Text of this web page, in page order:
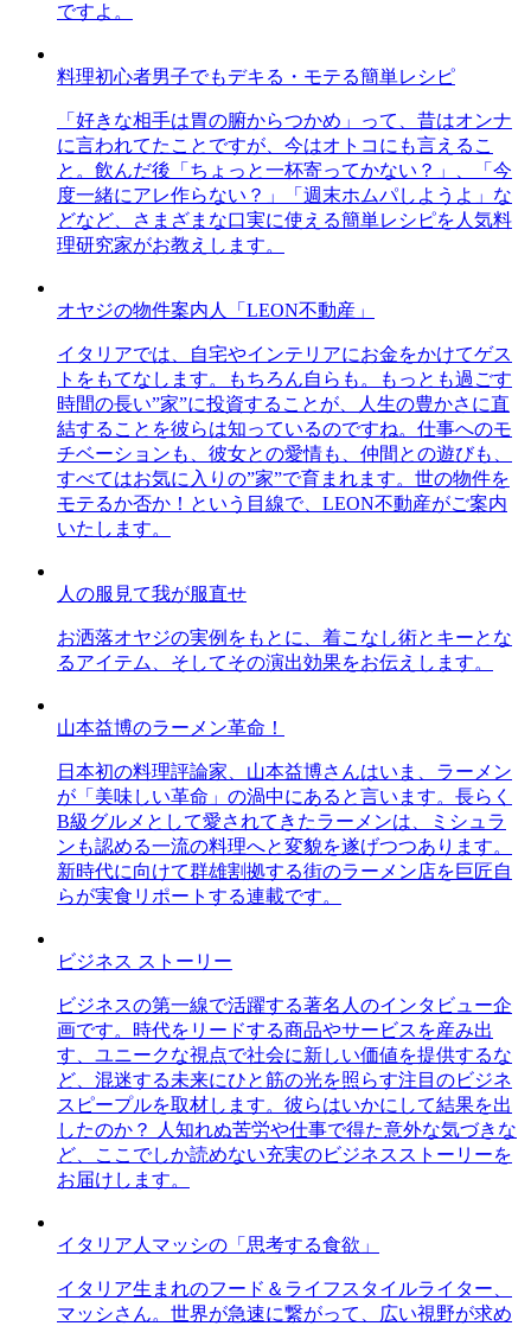
ですよ。
料理初心者男子でもデキる・モテる簡単レシピ
「好きな相手は胃の腑からつかめ」って、昔はオンナ
に言われてたことですが、今はオトコにも言えるこ
と。飲んだ後「ちょっと一杯寄ってかない？」、「今
度一緒にアレ作らない？」「週末ホムパしようよ」な
どなど、さまざまな口実に使える簡単レシピを人気料
理研究家がお教えします。
オヤジの物件案内人「LEON不動産」
イタリアでは、自宅やインテリアにお金をかけてゲス
トをもてなします。もちろん自らも。もっとも過ごす
時間の長い”家”に投資することが、人生の豊かさに直
結することを彼らは知っているのですね。仕事へのモ
チベーションも、彼女との愛情も、仲間との遊びも、
すべてはお気に入りの”家”で育まれます。世の物件を
モテるか否か！という目線で、LEON不動産がご案内
いたします。
人の服見て我が服直せ
お洒落オヤジの実例をもとに、着こなし術とキーとな
るアイテム、そしてその演出効果をお伝えします。
山本益博のラーメン革命！
日本初の料理評論家、山本益博さんはいま、ラーメン
が「美味しい革命」の渦中にあると言います。長らく
B級グルメとして愛されてきたラーメンは、ミシュラ
ンも認める一流の料理へと変貌を遂げつつあります。
新時代に向けて群雄割拠する街のラーメン店を巨匠自
らが実食リポートする連載です。
ビジネス ストーリー
ビジネスの第一線で活躍する著名人のインタビュー企
画です。時代をリードする商品やサービスを産み出
す、ユニークな視点で社会に新しい価値を提供するな
ど、混迷する未来にひと筋の光を照らす注目のビジネ
スピープルを取材します。彼らはいかにして結果を出
したのか？ 人知れぬ苦労や仕事で得た意外な気づきな
ど、ここでしか読めない充実のビジネスストーリーを
お届けします。
イタリア人マッシの「思考する食欲」
イタリア生まれのフード＆ライフスタイルライター、
マッシさん。世界が急速に繋がって、広い視野が求め